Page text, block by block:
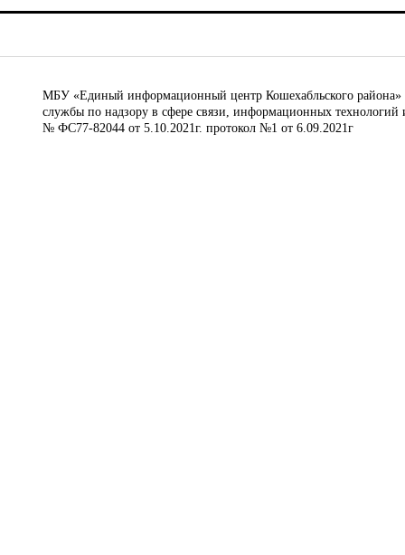
МБУ «Единый информационный центр Кошехабльского района»
службы по надзору в сфере связи, информационных
№ ФС77-82044 от 5.10.2021г. протокол №1 от 6.09.2021г